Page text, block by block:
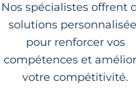
Nos spécialistes offrent
solutions
pour renforcer vos
compétences et
votre compétitivité.